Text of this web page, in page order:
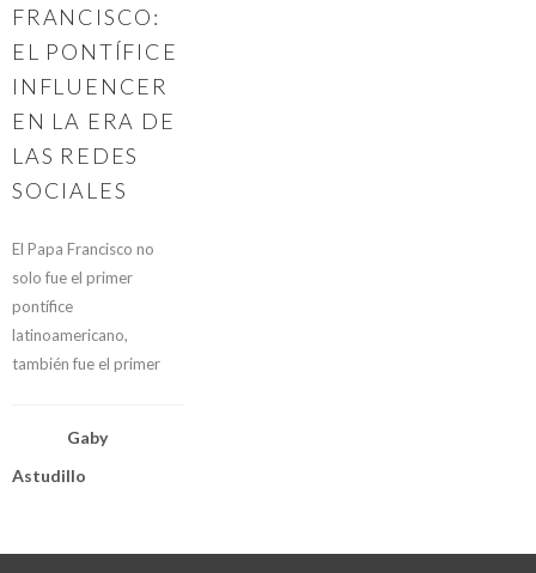
FRANCISCO:
EL PONTÍFICE
INFLUENCER
EN LA ERA DE
LAS REDES
SOCIALES
El Papa Francisco no
solo fue el primer
pontífice
latinoamericano,
también fue el primer
Gaby
Astudillo